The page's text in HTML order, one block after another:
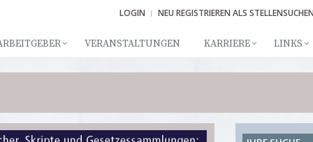
LOGIN NEU REGISTRIEREN ALS
VERANSTALTUNGEN KARRIERE LINKS